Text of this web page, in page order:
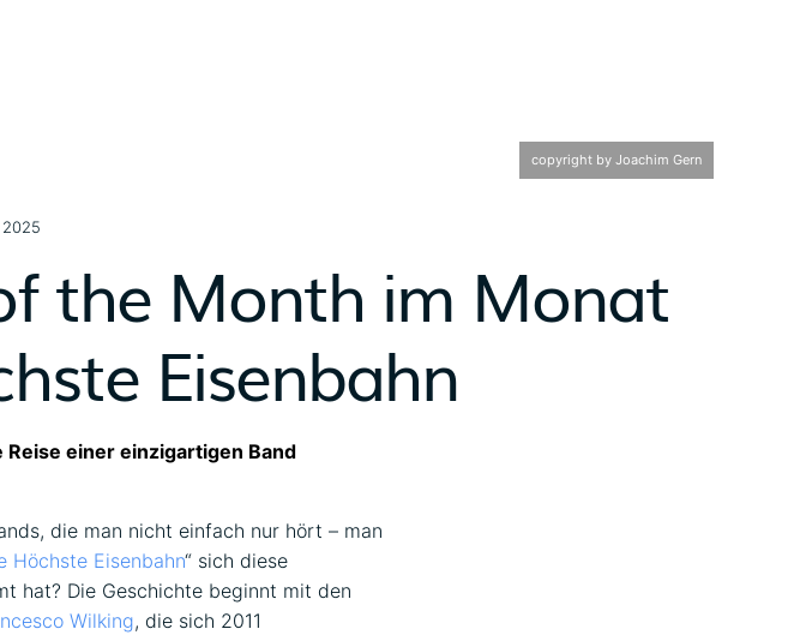
copyright by Joachim Gern
2025
the Month im Monat
Eisenbahn
Reise einer einzigartigen Band
die man nicht einfach nur hört – man
Höchste Eisenbahn“ sich diese
hat? Die Geschichte beginnt mit den
Wilking, die sich 2011